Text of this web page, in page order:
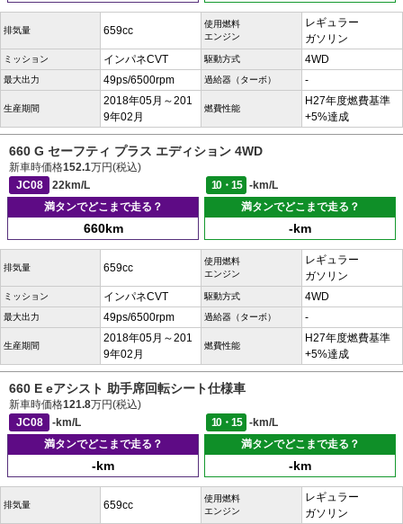
排気量 659cc
使用燃料
エンジン
レギュラー
ガソリン
ミッション インパネCVT 駆動方式 4WD
最大出力 49ps/6500rpm 過給器（ターボ） -
生産期間
2018年05月～201
9年02月
燃費性能
H27年度燃費基準
+5%達成
660 G セーフティ プラス エディション 4WD
新車時価格152.1万円(税込)
JC08
22km/L 10・15
-km/L
満タンでどこまで走る？
660km
満タンでどこまで走る？
-km
排気量 659cc
使用燃料
エンジン
レギュラー
ガソリン
ミッション インパネCVT 駆動方式 4WD
最大出力 49ps/6500rpm 過給器（ターボ） -
生産期間
2018年05月～201
9年02月
燃費性能
H27年度燃費基準
+5%達成
660 E eアシスト 助手席回転シート仕様車
新車時価格121.8万円(税込)
JC08
-km/L 10・15
-km/L
満タンでどこまで走る？
-km
満タンでどこまで走る？
-km
排気量 659cc
使用燃料
エンジン
レギュラー
ガソリン